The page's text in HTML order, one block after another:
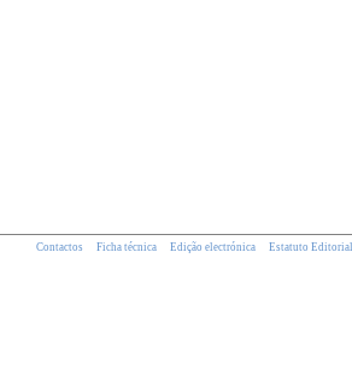
Contactos Ficha técnica Edição electrónica Estatuto Editorial